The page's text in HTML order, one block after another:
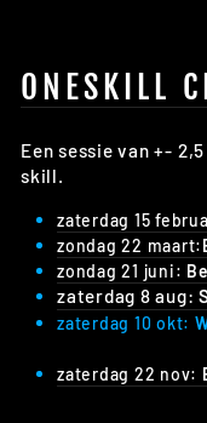
ONESKILL
Een sessie van +-
skill.
zaterdag 15
zondag 22 maart:
zondag 21 juni:
zaterdag 8 aug:
zaterdag 10 okt:
zaterdag 22 nov: